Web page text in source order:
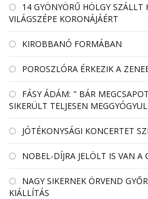
14 GYÖNYÖRŰ HÖLGY SZÁLLT
VILÁGSZÉPE KORONÁJÁÉRT
KIROBBANÓ FORMÁBAN
POROSZLÓRA ÉRKEZIK A
FÁSY ÁDÁM: " BÁR
SIKERÜLT TELJESEN
JÓTÉKONYSÁGI KONCERTET
NOBEL-DÍJRA JELÖLT IS VAN A
NAGY SIKERNEK ÖRVEND
KIÁLLÍTÁS